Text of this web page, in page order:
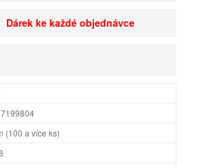
Dárek ke každé objednávce
(100 a více ks)